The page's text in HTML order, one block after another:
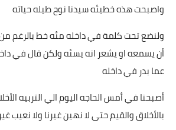
واصبحت هذه خطيئه سيدنا نوح طيله حياته
ولنضع تحت كلمة في داخله مئه خط بالرغم
أن يسمعه او يشعر انه يسئه ولكن قال في
عما بدر في داخله
أصبحنا في أمس الحاجه اليوم الي التربيه
بالأخلاق والقيم حتى لا نهين غيرنا ولا نعيب